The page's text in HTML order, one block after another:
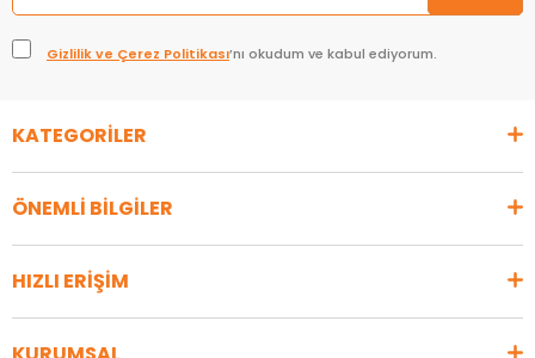
Gizlilik ve Çerez Politikası’nı okudum ve kabul ediyorum.
KATEGORİLER
ÖNEMLİ BİLGİLER
HIZLI ERİŞİM